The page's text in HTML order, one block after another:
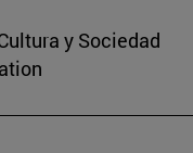
y Sociedad